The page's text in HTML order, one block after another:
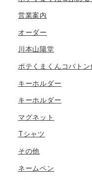
営業案内
オーダー
川本山陽堂
ポテくまくんコバトン
キーホルダー
キーホルダー
マグネット
Tシャツ
その他
ネームペン